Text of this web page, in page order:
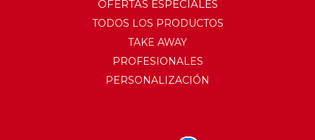
OFERTAS ESPECIALES
TODOS LOS PRODUCTOS
TAKE AWAY
PROFESIONALES
PERSONALIZACIÓN